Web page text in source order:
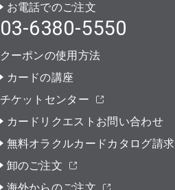
お電話でのご注文
03-6380-5550
クーポンの使用方法
カードの講座
チケットセンター
カードリクエストお問い合わせ
無料オラクルカードカタログ請求
卸のご注文
海外からのご注文